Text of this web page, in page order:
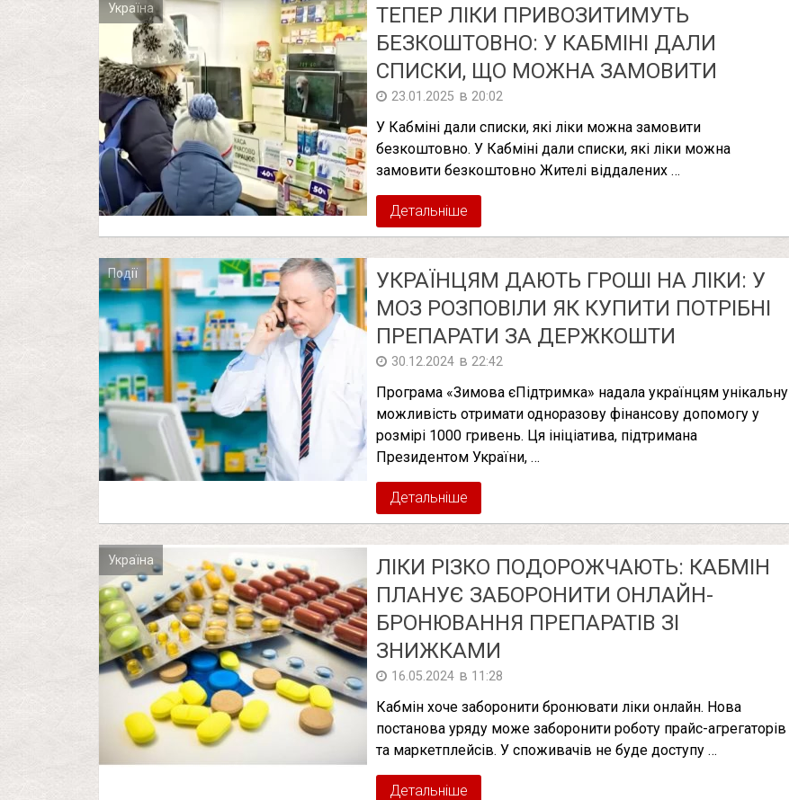
Україна
ТЕПЕР ЛІКИ ПРИВОЗИТИМУТЬ
БЕЗКОШТОВНО: У КАБМІНІ ДАЛИ
СПИСКИ, ЩО МОЖНА ЗАМОВИТИ
23.01.2025 в 20:02
У Кабміні дали списки, які ліки можна замовити
безкоштовно. У Кабміні дали списки, які ліки можна
замовити безкоштовно Жителі віддалених …
Детальніше
Події
УКРАЇНЦЯМ ДАЮТЬ ГРОШІ НА ЛІКИ: У
МОЗ РОЗПОВІЛИ ЯК КУПИТИ ПОТРІБНІ
ПРЕПАРАТИ ЗА ДЕРЖКОШТИ
30.12.2024 в 22:42
Програма «Зимова єПідтримка» надала українцям унікальну
можливість отримати одноразову фінансову допомогу у
розмірі 1000 гривень. Ця ініціатива, підтримана
Президентом України, …
Детальніше
Україна
ЛІКИ РІЗКО ПОДОРОЖЧАЮТЬ: КАБМІН
ПЛАНУЄ ЗАБОРОНИТИ ОНЛАЙН-
БРОНЮВАННЯ ПРЕПАРАТІВ ЗІ
ЗНИЖКАМИ
16.05.2024 в 11:28
Кабмін хоче заборонити бронювати ліки онлайн. Нова
постанова уряду може заборонити роботу прайс-агрегаторів
та маркетплейсів. У споживачів не буде доступу …
Детальніше